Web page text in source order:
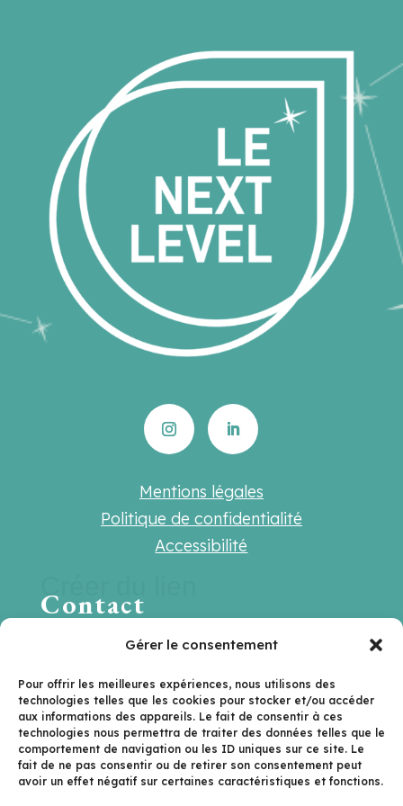
Gérer le consentement
Pour offrir les meilleures expériences, nous utilisons des
technologies telles que les cookies pour stocker et/ou accéder
aux informations des appareils. Le fait de consentir à ces
technologies nous permettra de traiter des données telles que le
comportement de navigation ou les ID uniques sur ce site. Le
fait de ne pas consentir ou de retirer son consentement peut
avoir un effet négatif sur certaines caractéristiques et fonctions.
Mentions légales
Politique de confidentialité
Accessibilité
Contact
Une question ? Une suggestion ? Une
Contactez-nous sur
hello@lenextlevel.org